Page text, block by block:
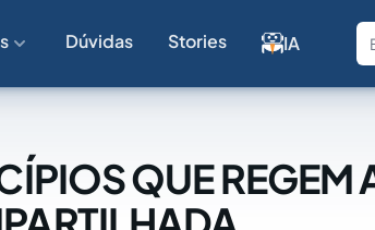
Dúvidas Stories IA
QUE REGEM